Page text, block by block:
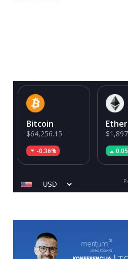
Bitcoin
$64,256.15
-0.36%